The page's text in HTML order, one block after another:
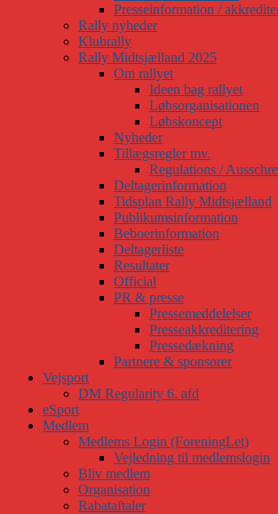
Presseinformation /
Rally nyheder
Klubrally
Rally Midtsjælland 2025
Om rallyet
Ideen bag rallyet
Løbsorganisationen
Løbskoncept
Nyheder
Tillægsregler mv.
Regulations /
Deltagerinformation
Tidsplan Rally Midtsjælland
Publikumsinformation
Beboerinformation
Deltagerliste
Resultater
Official
PR & presse
Pressemeddelelser
Presseakkreditering
Pressedækning
Partnere & sponsorer
Vejsport
DM Regularity 6. afd
eSport
Medlem
Medlems Login (ForeningLet)
Vejledning til medlemslogin
Bliv medlem
Organisation
Rabataftaler